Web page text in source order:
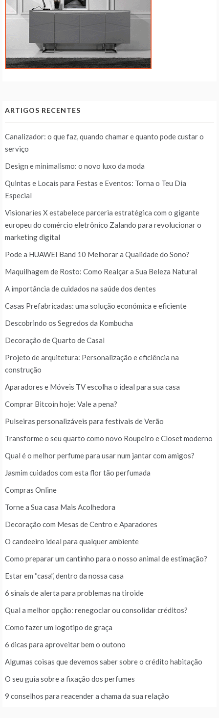
ARTIGOS RECENTES
Canalizador: o que faz, quando chamar e quanto pode custar o
serviço
Design e minimalismo: o novo luxo da moda
Quintas e Locais para Festas e Eventos: Torna o Teu Dia
Especial
Visionaries X estabelece parceria estratégica com o gigante
europeu do comércio eletrônico Zalando para revolucionar o
marketing digital
Pode a HUAWEI Band 10 Melhorar a Qualidade do Sono?
Maquilhagem de Rosto: Como Realçar a Sua Beleza Natural
A importância de cuidados na saúde dos dentes
Casas Prefabricadas: uma solução económica e eficiente
Descobrindo os Segredos da Kombucha
Decoração de Quarto de Casal
Projeto de arquitetura: Personalização e eficiência na
construção
Aparadores e Móveis TV escolha o ideal para sua casa
Comprar Bitcoin hoje: Vale a pena?
Pulseiras personalizáveis para festivais de Verão
Transforme o seu quarto como novo Roupeiro e Closet moderno
Qual é o melhor perfume para usar num jantar com amigos?
Jasmim cuidados com esta flor tão perfumada
Compras Online
Torne a Sua casa Mais Acolhedora
Decoração com Mesas de Centro e Aparadores
O candeeiro ideal para qualquer ambiente
Como preparar um cantinho para o nosso animal de estimação?
Estar em “casa”, dentro da nossa casa
6 sinais de alerta para problemas na tiroide
Qual a melhor opção: renegociar ou consolidar créditos?
Como fazer um logotipo de graça
6 dicas para aproveitar bem o outono
Algumas coisas que devemos saber sobre o crédito habitação
O seu guia sobre a fixação dos perfumes
9 conselhos para reacender a chama da sua relação